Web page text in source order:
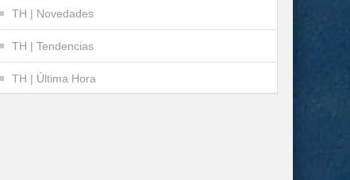
TH | Novedades
TH | Tendencias
TH | Última Hora